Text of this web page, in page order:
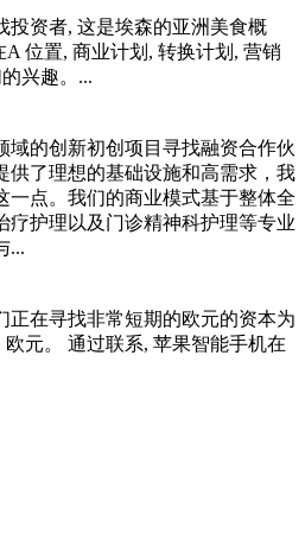
投资者, 这是埃森的亚洲美食概
位置, 商业计划, 转换计划, 营销
兴趣。...
域的创新初创项目寻找融资合作伙
供了理想的基础设施和高需求，我
一点。我们的商业模式基于整体全
疗护理以及门诊精神科护理等专业
...
正在寻找非常短期的欧元的资本为
元。 通过联系, 苹果智能手机在